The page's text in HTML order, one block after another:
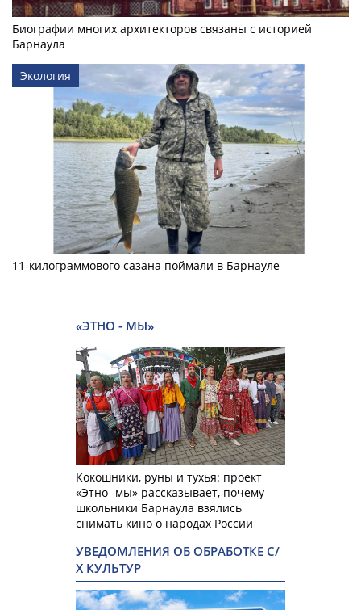
Биографии многих архитекторов связаны с историей
Барнаула
Экология
11-килограммового сазана поймали в Барнауле
«ЭТНО - МЫ»
Кокошники, руны и тухья: проект
«Этно -мы» рассказывает, почему
школьники Барнаула взялись
снимать кино о народах России
УВЕДОМЛЕНИЯ ОБ ОБРАБОТКЕ С/
Х КУЛЬТУР